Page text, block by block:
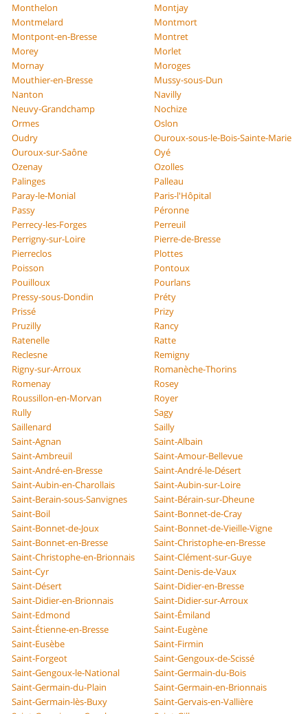
Monthelon
Montjay
Montmelard
Montmort
Montpont-en-Bresse
Montret
Morey
Morlet
Mornay
Moroges
Mouthier-en-Bresse
Mussy-sous-Dun
Nanton
Navilly
Neuvy-Grandchamp
Nochize
Ormes
Oslon
Oudry
Ouroux-sous-le-Bois-Sainte-Marie
Ouroux-sur-Saône
Oyé
Ozenay
Ozolles
Palinges
Palleau
Paray-le-Monial
Paris-l'Hôpital
Passy
Péronne
Perrecy-les-Forges
Perreuil
Perrigny-sur-Loire
Pierre-de-Bresse
Pierreclos
Plottes
Poisson
Pontoux
Pouilloux
Pourlans
Pressy-sous-Dondin
Préty
Prissé
Prizy
Pruzilly
Rancy
Ratenelle
Ratte
Reclesne
Remigny
Rigny-sur-Arroux
Romanèche-Thorins
Romenay
Rosey
Roussillon-en-Morvan
Royer
Rully
Sagy
Saillenard
Sailly
Saint-Agnan
Saint-Albain
Saint-Ambreuil
Saint-Amour-Bellevue
Saint-André-en-Bresse
Saint-André-le-Désert
Saint-Aubin-en-Charollais
Saint-Aubin-sur-Loire
Saint-Berain-sous-Sanvignes
Saint-Bérain-sur-Dheune
Saint-Boil
Saint-Bonnet-de-Cray
Saint-Bonnet-de-Joux
Saint-Bonnet-de-Vieille-Vigne
Saint-Bonnet-en-Bresse
Saint-Christophe-en-Bresse
Saint-Christophe-en-Brionnais
Saint-Clément-sur-Guye
Saint-Cyr
Saint-Denis-de-Vaux
Saint-Désert
Saint-Didier-en-Bresse
Saint-Didier-en-Brionnais
Saint-Didier-sur-Arroux
Saint-Edmond
Saint-Émiland
Saint-Étienne-en-Bresse
Saint-Eugène
Saint-Eusèbe
Saint-Firmin
Saint-Forgeot
Saint-Gengoux-de-Scissé
Saint-Gengoux-le-National
Saint-Germain-du-Bois
Saint-Germain-du-Plain
Saint-Germain-en-Brionnais
Saint-Germain-lès-Buxy
Saint-Gervais-en-Vallière